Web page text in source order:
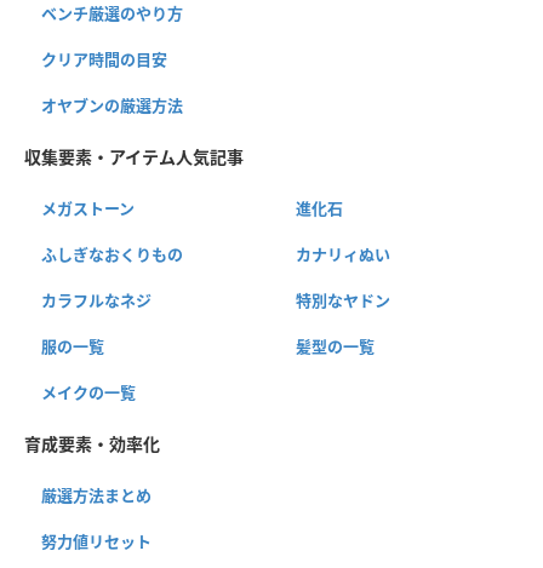
ベンチ厳選のやり方
クリア時間の目安
オヤブンの厳選方法
収集要素・アイテム人気記事
メガストーン 進化石
ふしぎなおくりもの カナリィぬい
カラフルなネジ 特別なヤドン
服の一覧 髪型の一覧
メイクの一覧
育成要素・効率化
厳選方法まとめ
努力値リセット